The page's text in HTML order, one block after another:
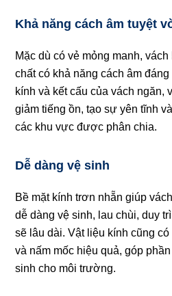
Khả năng cách âm tuyệt
Mặc dù có vẻ mỏng manh,
chất có khả năng cách âm
kính và kết cấu của vách ngăn,
giảm tiếng ồn, tạo sự yên tĩnh
các khu vực được phân chia.
Dễ dàng vệ sinh
Bề mặt kính trơn nhẵn giúp
dễ dàng vệ sinh, lau chùi, duy
sẽ lâu dài. Vật liệu kính cũng
và nấm mốc hiệu quả, góp
sinh cho môi trường.